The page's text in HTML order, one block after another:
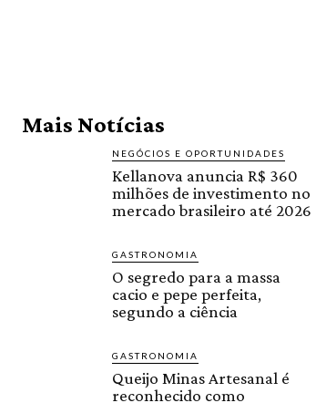
Mais Notícias
NEGÓCIOS E OPORTUNIDADES
Kellanova anuncia R$ 360
milhões de investimento no
mercado brasileiro até 2026
GASTRONOMIA
O segredo para a massa
cacio e pepe perfeita,
segundo a ciência
GASTRONOMIA
Queijo Minas Artesanal é
reconhecido como